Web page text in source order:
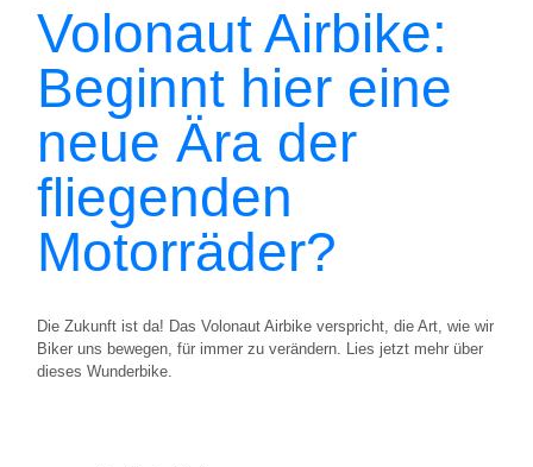
Volonaut Airbike:
Beginnt hier eine
neue Ära der
fliegenden
Motorräder?
Die Zukunft ist da! Das Volonaut Airbike verspricht, die Art, wie wir
Biker uns bewegen, für immer zu verändern. Lies jetzt mehr über
dieses Wunderbike.